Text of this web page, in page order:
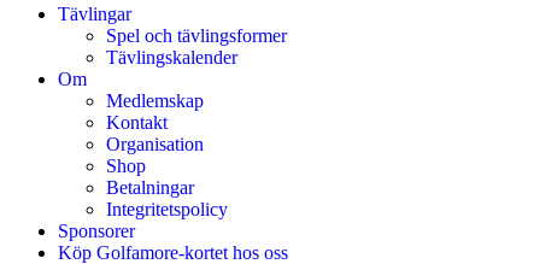
Tävlingar
Spel och tävlingsformer
Tävlingskalender
Om
Medlemskap
Kontakt
Organisation
Shop
Betalningar
Integritetspolicy
Sponsorer
Köp Golfamore-kortet hos oss